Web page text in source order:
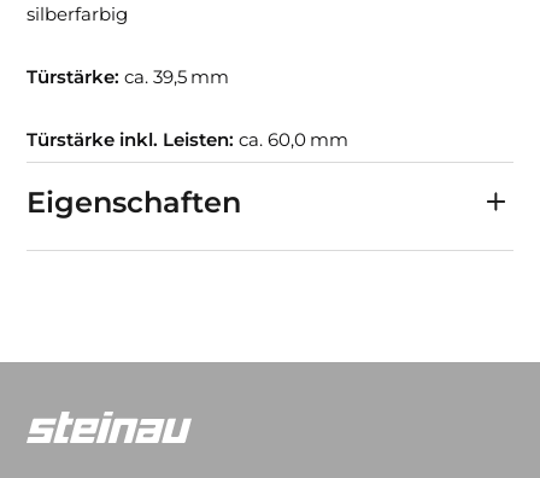
silberfarbig
Türstärke:ca. 39,5 mm
Türstärke inkl. Leisten:ca. 60,0 mm
Eigenschaften